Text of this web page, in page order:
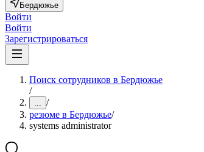
Бердюжье
Войти
Войти
Зарегистрироваться
Поиск сотрудников в Бердюжье
/
... /
резюме в Бердюжье/
systems administrator